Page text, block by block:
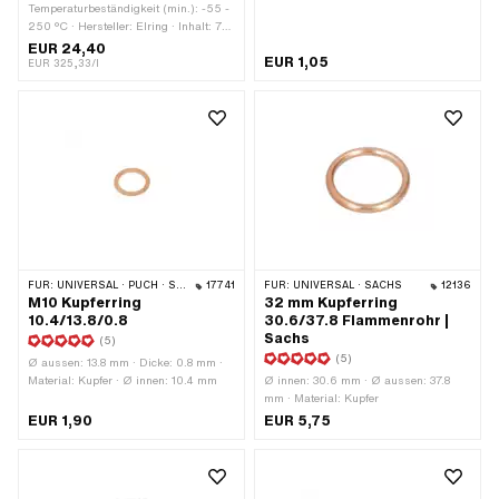
Temperaturbeständigkeit (min.): -55 -
250 °C · Hersteller: Elring · Inhalt: 70
ml · Farbe: grün · Anwendungsbereich:
Chemie · Spaltmass (max.): 0.2 mm
EUR 24,40
EUR 325,33/l EUR 1,05
FÜR: UNIVERSAL · PUCH · SACHS · PONY / CILO (BETA 521 & 512) 17741
M10 Kupferring
10.4/13.8/0.8
(5)
Ø aussen: 13.8 mm · Dicke: 0.8 mm ·
Material: Kupfer · Ø innen: 10.4 mm
EUR 1,90
FÜR: UNIVERSAL · SACHS 12136
32 mm Kupferring
30.6/37.8 Flammenrohr |
Sachs
(5)
Ø innen: 30.6 mm · Ø aussen: 37.8
mm · Material: Kupfer
EUR 5,75